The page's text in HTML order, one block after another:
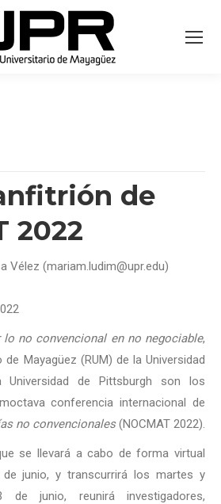
de
2022
Vélez (mariam.ludim@upr.edu)
lo no convencional en no negociable,
Mayagüez (RUM) de la Universidad
de Pittsburgh son los
conferencia internacional de
no convencionales(NOCMAT 2022).
se llevará a cabo de forma virtual
junio, y transcurrirá los martes y
junio, reunirá investigadores,